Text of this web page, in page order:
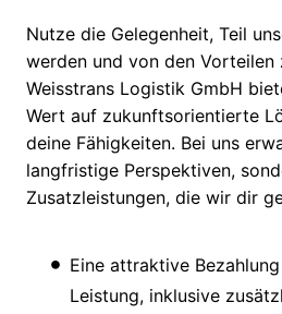
Nutze die Gelegenheit, Teil
werden und von den
Weisstrans Logistik GmbH
Wert auf zukunftsorientierte
deine Fähigkeiten. Bei uns
langfristige Perspektiven,
Zusatzleistungen, die wir dir
Eine attraktive
Leistung, inklusive